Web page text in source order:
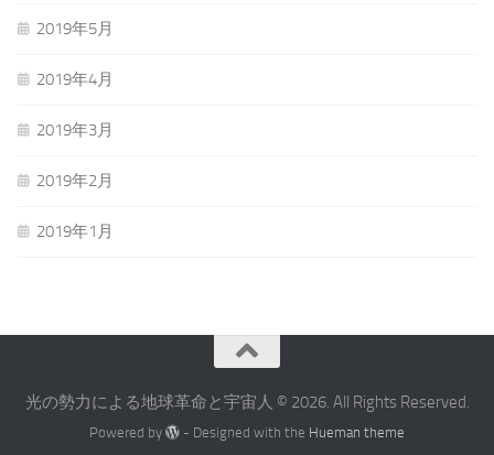
2019年5月
2019年4月
2019年3月
2019年2月
2019年1月
光の勢力による地球革命と宇宙人 © 2026. All Rights Reserved.
Powered by - Designed with the Hueman theme